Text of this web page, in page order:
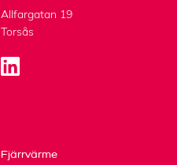
Allfargatan 19
Torsås
Fjärrvärme